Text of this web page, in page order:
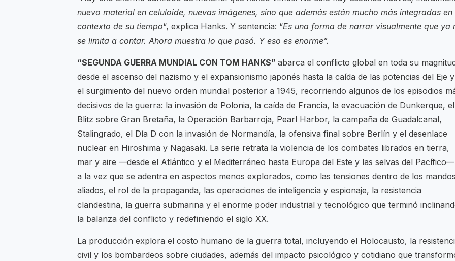
nuevo material en celuloide, nuevas imágenes, sino que además están mucho más integradas en
contexto de su tiempo“, explica Hanks. Y sentencia: “Es una forma de narrar visualmente que ya
se limita a contar. Ahora muestra lo que pasó. Y eso es enorme”.
“SEGUNDA GUERRA MUNDIAL CON TOM HANKS” abarca el conflicto global en toda su
desde el ascenso del nazismo y el expansionismo japonés hasta la caída de las potencias del Eje y
el surgimiento del nuevo orden mundial posterior a 1945, recorriendo algunos de los episodios
decisivos de la guerra: la invasión de Polonia, la caída de Francia, la evacuación de Dunkerque, el
Blitz sobre Gran Bretaña, la Operación Barbarroja, Pearl Harbor, la campaña de Guadalcanal,
Stalingrado, el Día D con la invasión de Normandía, la ofensiva final sobre Berlín y el desenlace
nuclear en Hiroshima y Nagasaki. La serie retrata la violencia de los combates librados en tierra,
mar y aire —desde el Atlántico y el Mediterráneo hasta Europa del Este y las selvas del
a la vez que se adentra en aspectos menos explorados, como las tensiones dentro de los mandos
aliados, el rol de la propaganda, las operaciones de inteligencia y espionaje, la resistencia
clandestina, la guerra submarina y el enorme poder industrial y tecnológico que terminó
la balanza del conflicto y redefiniendo el siglo XX.
La producción explora el costo humano de la guerra total, incluyendo el Holocausto, la
civil y los bombardeos sobre ciudades, además del impacto psicológico y cotidiano que